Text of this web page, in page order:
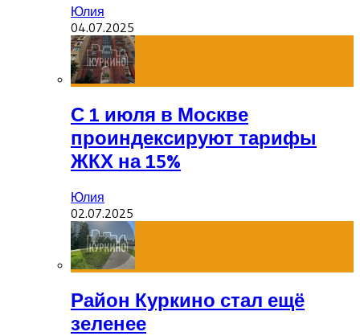
Юлия
04.07.2025
С 1 июля в Москве
проиндексируют тарифы
ЖКХ на 15%
Юлия
02.07.2025
Район Куркино стал ещё
зеленее